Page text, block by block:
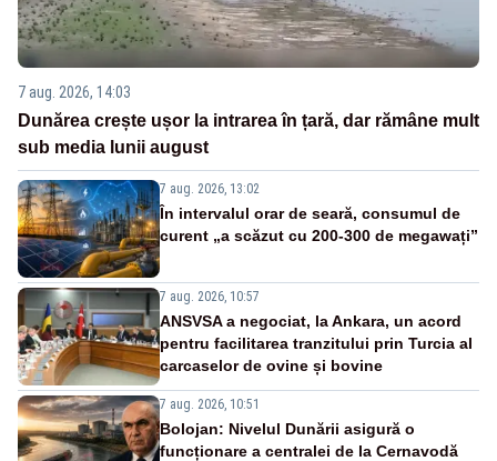
7 aug. 2026, 14:03
Dunărea crește ușor la intrarea în țară, dar rămâne mult
sub media lunii august
7 aug. 2026, 13:02
În intervalul orar de seară, consumul de
curent „a scăzut cu 200-300 de megawați”
7 aug. 2026, 10:57
ANSVSA a negociat, la Ankara, un acord
pentru facilitarea tranzitului prin Turcia al
carcaselor de ovine și bovine
7 aug. 2026, 10:51
Bolojan: Nivelul Dunării asigură o
funcționare a centralei de la Cernavodă